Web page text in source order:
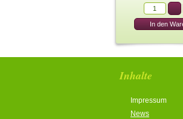
Inhalte
Impressum
News